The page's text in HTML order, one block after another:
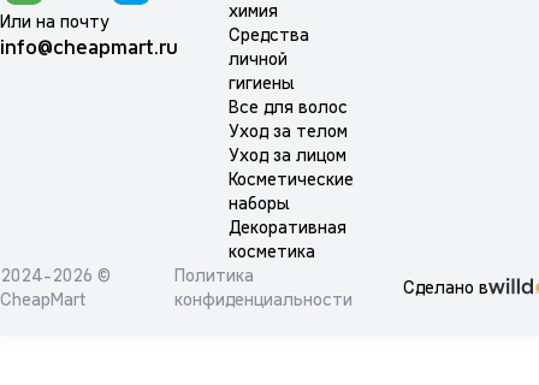
Или на почту
info@cheapmart.ru
химия
Средства
личной
гигиены
Все для волос
Уход за телом
Уход за лицом
Косметические
наборы
Декоративная
косметика
2024-2026 ©
CheapMart
Политика
конфиденциальности
Сделано в